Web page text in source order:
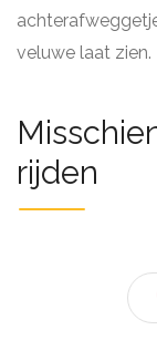
veluwe laat zien.
rijden